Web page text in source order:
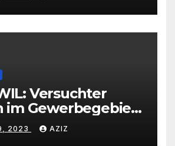
Versuchter
im Gewerbegebiet
2023 AZIZ